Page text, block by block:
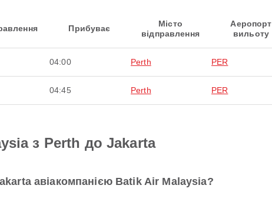
Прибуває
Місто
відправлення
Аеропорт
вильоту
04:00 Perth PER
04:45 Perth PER
з Perth до Jakarta
авіакомпанією Batik Air Malaysia?